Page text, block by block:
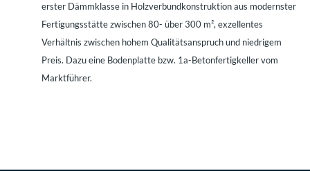
erster Dämmklasse in Holzverbundkonstruktion aus modernster
Fertigungsstätte zwischen 80- über 300 m², exzellentes
Verhältnis zwischen hohem Qualitätsanspruch und niedrigem
Preis. Dazu eine Bodenplatte bzw. 1a-Betonfertigkeller vom
Marktführer.